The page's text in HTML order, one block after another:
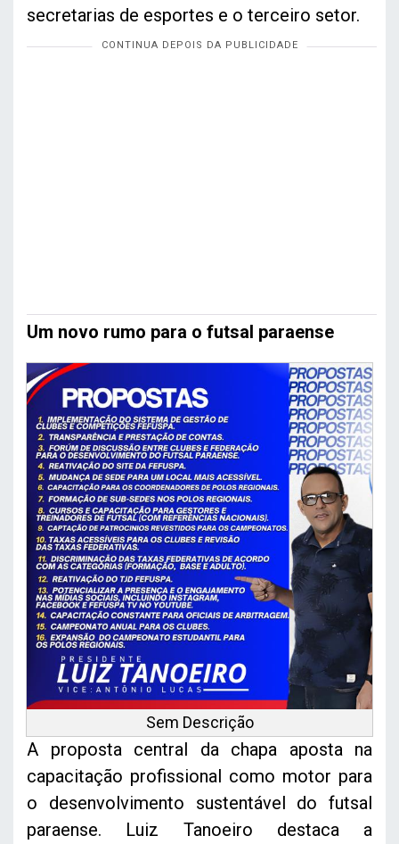
secretarias de esportes e o terceiro setor.
Um novo rumo para o futsal paraense
Sem Descrição
A proposta central da chapa aposta na
capacitação profissional como motor para
o desenvolvimento sustentável do futsal
paraense. Luiz Tanoeiro destaca a